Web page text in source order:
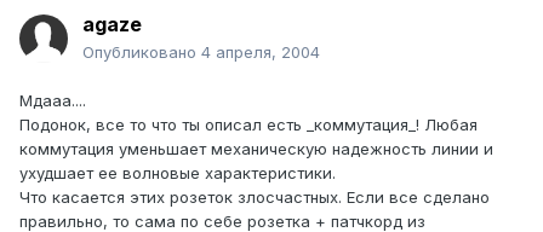
agaze
Опубликовано 4 апреля, 2004
Мдааа....
Подонок, все то что ты описал есть _коммутация_! Любая
коммутация уменьшает механическую надежность линии и
ухудшает ее волновые характеристики.
Что касается этих розеток злосчастных. Если все сделано
правильно, то сама по себе розетка + патчкорд из